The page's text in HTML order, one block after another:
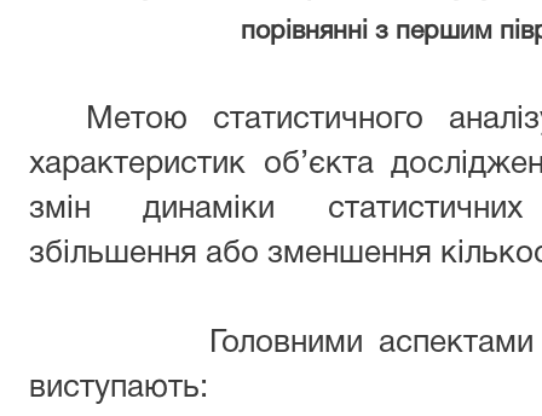
порівнянні з першим
Метою статистичного
характеристик об’єкта
змін динаміки
збільшення або зменшення
Головними аспектами
виступають: